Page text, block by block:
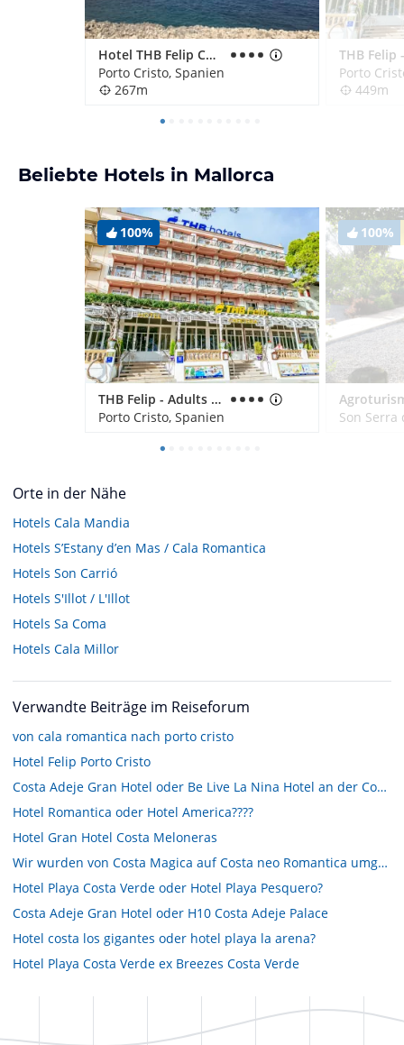
Hotel THB Felip Comfort
Porto Cristo, Spanien
267m
Porto
449m
Beliebte Hotels in Mallorca
100%
THB Felip - Adults only
Porto Cristo, Spanien
100%
Son
Orte in der Nähe
Hotels Cala Mandia
Hotels S’Estany d’en Mas / Cala Romantica
Hotels Son Carrió
Hotels S'Illot / L'Illot
Hotels Sa Coma
Hotels Cala Millor
Verwandte Beiträge im Reiseforum
von cala romantica nach porto cristo
Hotel Felip Porto Cristo
Costa Adeje Gran Hotel oder Be Live La Nina Hotel an der Costa Adeje?
Hotel Romantica oder Hotel America????
Hotel Gran Hotel Costa Meloneras
Wir wurden von Costa Magica auf Costa neo Romantica umgebucht
Hotel Playa Costa Verde oder Hotel Playa Pesquero?
Costa Adeje Gran Hotel oder H10 Costa Adeje Palace
Hotel costa los gigantes oder hotel playa la arena?
Hotel Playa Costa Verde ex Breezes Costa Verde